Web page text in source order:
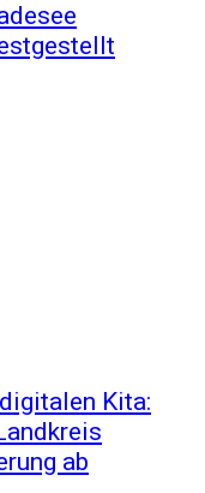
Kita:
ab